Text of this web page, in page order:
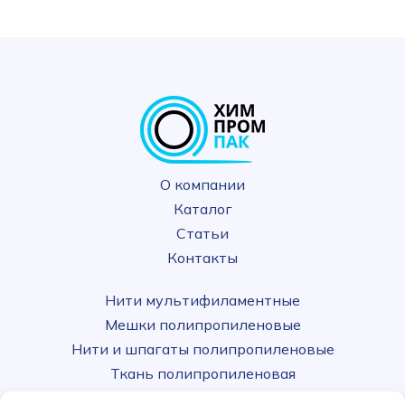
ПЕРСОНАЛЬНЫХ ДАННЫХ
О компании
Каталог
Статьи
Контакты
Нити мультифиламентные
Мешки полипропиленовые
Нити и шпагаты полипропиленовые
Ткань полипропиленовая